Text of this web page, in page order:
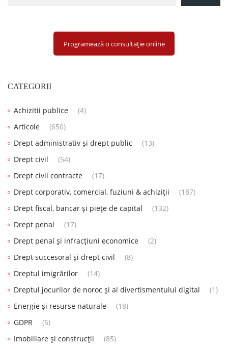
Programează o consultație online
CATEGORII
Achizitii publice
(4)
Articole
(650)
Drept administrativ și drept public
(13)
Drept civil
(54)
Drept civil contracte
(17)
Drept corporativ, comercial, fuziuni & achiziții
(187)
Drept fiscal, bancar și piețe de capital
(132)
Drept penal
(17)
Drept penal și infracțiuni economice
(2)
Drept succesoral și drept civil
(8)
Dreptul imigrărilor
(14)
Dreptul jocurilor de noroc și al divertismentului digital
(1)
Energie și resurse naturale
(18)
GDPR
(5)
Imobiliare și construcții
(85)